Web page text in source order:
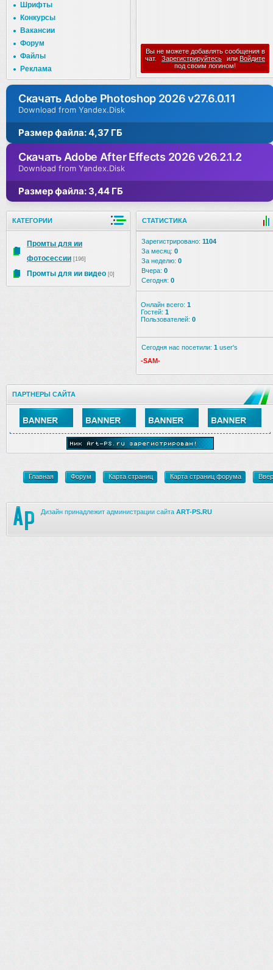
Шрифты
Конкурсы
Вакансии
Форум
Файлы
Реклама
Вы не можете добавлять сообщения в
чат.
Зарегистрируйтесь или Войдите
под своим логином!
Скачать Adobe Photoshop 2026 v27.6.0.11
Download from Yandex.Disk
Размер файла: 4,37 ГБ
Скачать Adobe After Effects 2026 v26.2.1.2
Download from Yandex.Disk
Размер файла: 3,44 ГБ
КАТЕГОРИИ
Промты для ии
фотосессии [196]
Промты для ии видео [0]
СТАТИСТИКА
Зарегистрировано: 1104
За месяц: 0
За неделю: 0
Вчера: 0
Сегодня: 0
Онлайн всего: 1
Гостей: 1
Пользователей: 0
Сегодня нас посетили: 1 user's
-SAM-
ПАРТНЕРЫ САЙТА
Главная Форум Карта страниц Карта страниц форума
Дизайн принадлежит администрации сайта ART-PS.RU